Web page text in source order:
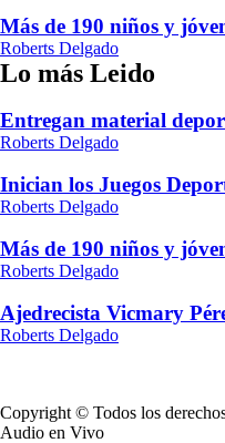
Más de 190 niños y
Roberts Delgado
Lo más Leido
Entregan material
Roberts Delgado
Inician los Juegos
Roberts Delgado
Más de 190 niños y
Roberts Delgado
Ajedrecista Vicmary
Roberts Delgado
Copyright © Todos los
Audio en Vivo